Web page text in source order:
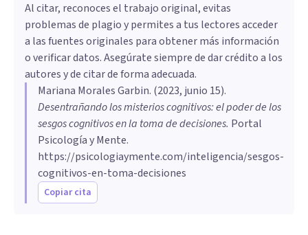
Al citar, reconoces el trabajo original, evitas
problemas de plagio y permites a tus lectores acceder
a las fuentes originales para obtener más información
o verificar datos. Asegúrate siempre de dar crédito a los
autores y de citar de forma adecuada.
Mariana Morales Garbin. (2023, junio 15).
Desentrañando los misterios cognitivos: el poder de los
sesgos cognitivos en la toma de decisiones. Portal
Psicología y Mente.
https://psicologiaymente.com/inteligencia/sesgos-
cognitivos-en-toma-decisiones
Copiar cita